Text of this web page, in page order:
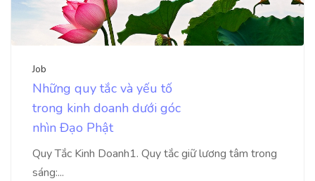
Job
Những quy tắc và yếu tố
trong kinh doanh dưới góc
nhìn Đạo Phật
Quy Tắc Kinh Doanh1. Quy tắc giữ lương tâm trong
sáng:...